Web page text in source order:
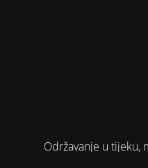
Održavanje u tijeku,